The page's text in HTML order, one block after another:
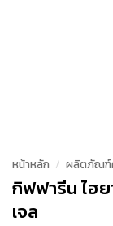
หน้าหลัก / ผลิตภัณฑ์
กิฟฟารีน ไฮย
เจล